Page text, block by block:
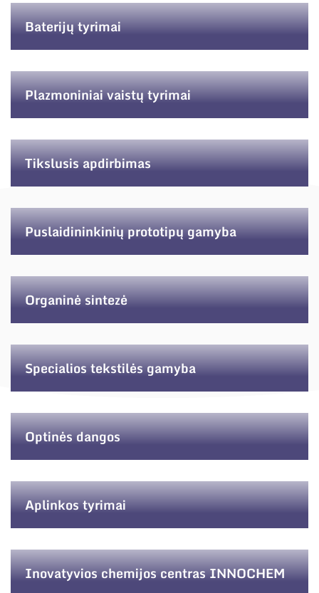
Baterijų tyrimai
Plazmoniniai vaistų tyrimai
Tikslusis apdirbimas
Puslaidininkinių prototipų gamyba
Organinė sintezė
Specialios tekstilės gamyba
Optinės dangos
Aplinkos tyrimai
Inovatyvios chemijos centras INNOCHEM